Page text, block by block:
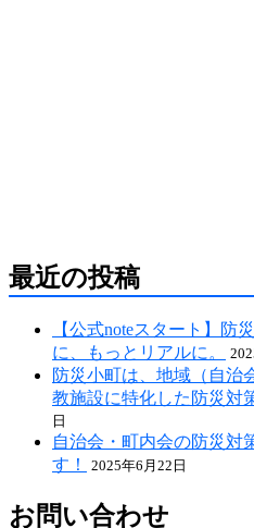
最近の投稿
【公式noteスタート】防
に、もっとリアルに。
防災小町は、地域（自治
教施設に特化した防災対
日
自治会・町内会の防災対
す！
2025年6月22日
お問い合わせ